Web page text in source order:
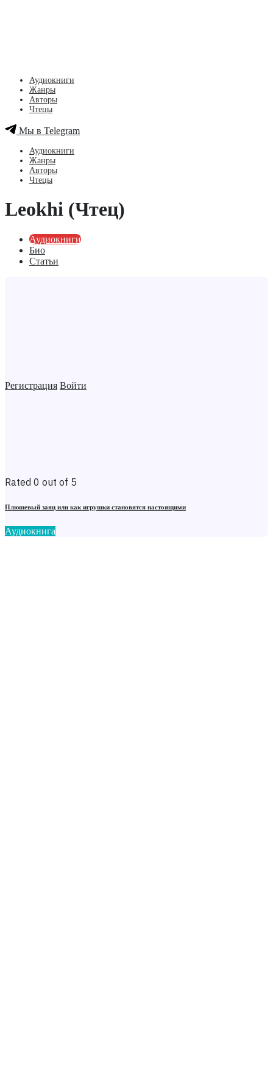
Регистрация Войти
Аудиокниги
Жанры
Авторы
Чтецы
Мы в Telegram
Аудиокниги
Жанры
Авторы
Чтецы
Leokhi (Чтец)
Аудиокниги
Био
Статьи
Rated 0 out of 5
Плюшевый заяц или как игрушки становятся настоящими
Аудиокнига